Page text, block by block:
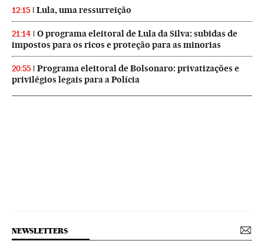
12:15 Lula, uma ressurreição
21:14
O programa eleitoral de Lula da Silva: subidas de
impostos para os ricos e proteção para as minorias
20:55
Programa eleitoral de Bolsonaro: privatizações e
privilégios legais para a Polícia
NEWSLETTERS